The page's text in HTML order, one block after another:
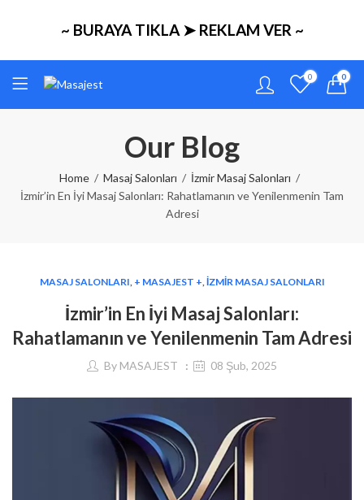
~ BURAYA TIKLA ➤ REKLAM VER ~
0 0
Our Blog
Home Masaj Salonları
İzmir Masaj Salonları
İzmir’in En İyi Masaj Salonları: Rahatlamanın ve Yenilenmenin Tam
Adresi
MASAJ SALONLARI, + MASAJEST +,İZMIR MASAJ SALONLARI
İzmir’in En İyi Masaj Salonları:
Rahatlamanın ve Yenilenmenin Tam Adresi
By MASAJEST 08 Şub, 2025